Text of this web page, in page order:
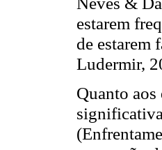
estarem
de estarem
Ludermir,
Quanto